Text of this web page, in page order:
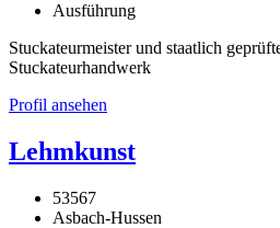
Ausführung
Stuckateurmeister und staatlich
Stuckateurhandwerk
Profil ansehen
Lehmkunst
53567
Asbach-Hussen